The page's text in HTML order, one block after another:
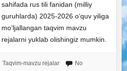
sahifada rus tili fanidan (milliy
guruhlarda) 2025-2026 o‘quv yiliga
mo‘ljallangan taqvim mavzu
rejalarni yuklab olishingiz mumkin.
Taqvim-mavzu rejalar
No